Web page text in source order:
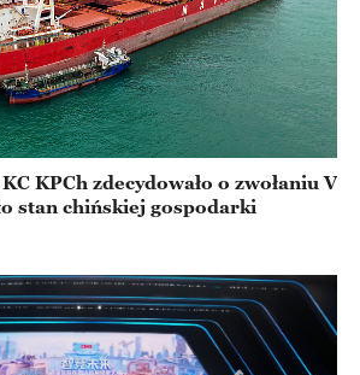
KPCh zdecydowało o zwołaniu V
stan chińskiej gospodarki